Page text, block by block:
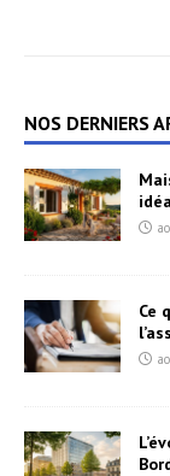
NOS DERNIERS
Ce